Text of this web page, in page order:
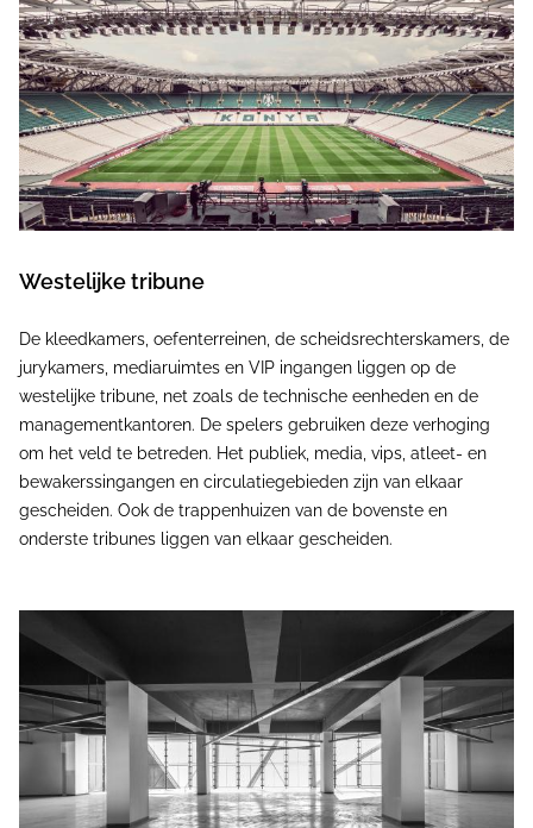
Westelijke tribune
De kleedkamers, oefenterreinen, de scheidsrechterskamers, de
jurykamers, mediaruimtes en VIP ingangen liggen op de
westelijke tribune, net zoals de technische eenheden en de
managementkantoren. De spelers gebruiken deze verhoging
om het veld te betreden. Het publiek, media, vips, atleet- en
bewakerssingangen en circulatiegebieden zijn van elkaar
gescheiden. Ook de trappenhuizen van de bovenste en
onderste tribunes liggen van elkaar gescheiden.